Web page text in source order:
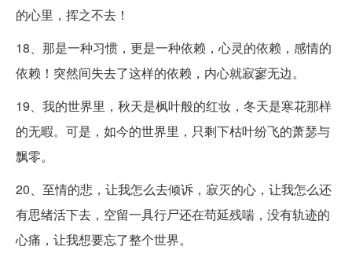
的心里，挥之不去！
18、那是一种习惯，更是一种依赖，心灵的依赖，感情的
依赖！突然间失去了这样的依赖，内心就寂寥无边。
19、我的世界里，秋天是枫叶般的红妆，冬天是寒花那样
的无暇。可是，如今的世界里，只剩下枯叶纷飞的萧瑟与
飘零。
20、至情的悲，让我怎么去倾诉，寂灭的心，让我怎么还
有思绪活下去，空留一具行尸还在苟延残喘，没有轨迹的
心痛，让我想要忘了整个世界。